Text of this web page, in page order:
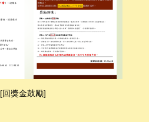
[回獎金鼓勵]